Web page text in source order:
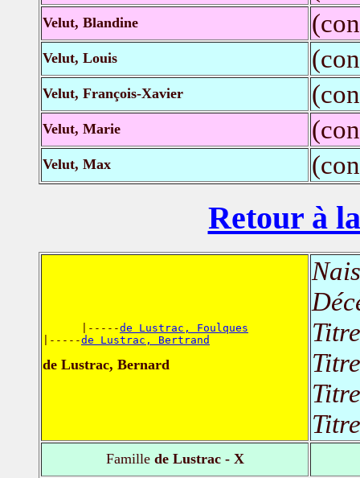
Velut, Blandine
Velut, Louis
Velut, François-Xavier
Velut, Marie
Velut, Max
Retour à
      |-----
de Lustrac, Foulques
|-----de Lustrac, Bertrand
de Lustrac, Bernard
Famillede Lustrac - X